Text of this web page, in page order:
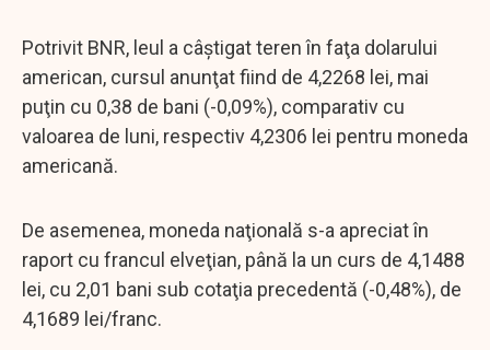
Potrivit BNR, leul a câştigat teren în faţa dolarului
american, cursul anunţat fiind de 4,2268 lei, mai
puţin cu 0,38 de bani (-0,09%), comparativ cu
valoarea de luni, respectiv 4,2306 lei pentru moneda
americană.
De asemenea, moneda naţională s-a apreciat în
raport cu francul elveţian, până la un curs de 4,1488
lei, cu 2,01 bani sub cotaţia precedentă (-0,48%), de
4,1689 lei/franc.